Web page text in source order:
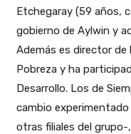
Etchegaray (59 años,
gobierno de Aylwin y
Además es director de
Pobreza y ha
Desarrollo. Los de
cambio
otras filiales del